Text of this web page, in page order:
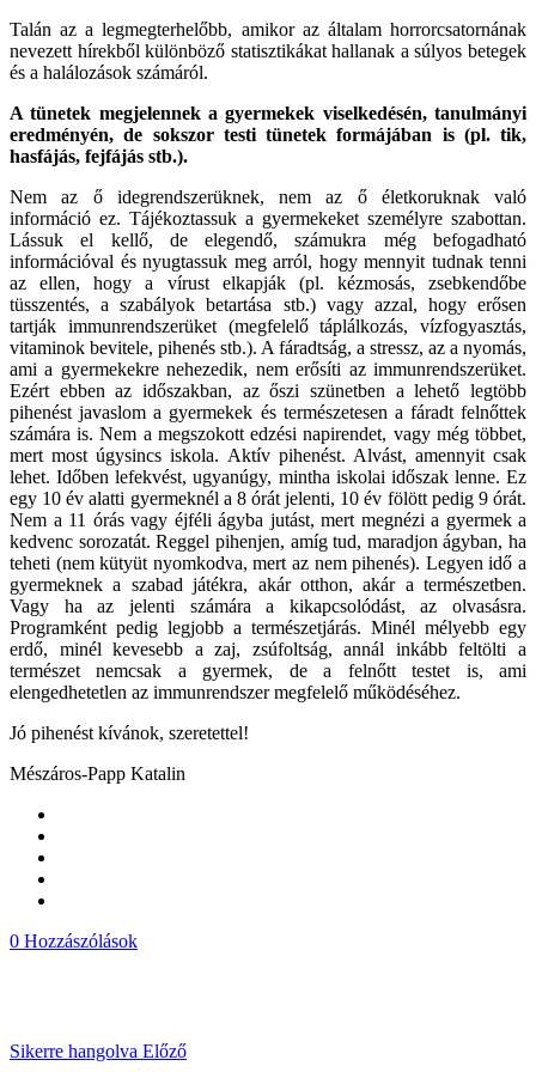
Talán az a legmegterhelőbb, amikor az általam horrorcsatornának
nevezett hírekből különböző statisztikákat hallanak a súlyos betegek
és a halálozások számáról.
A tünetek megjelennek a gyermekek viselkedésén, tanulmányi
eredményén, de sokszor testi tünetek formájában is (pl. tik,
hasfájás, fejfájás stb.).
Nem az ő idegrendszerüknek, nem az ő életkoruknak való
információ ez. Tájékoztassuk a gyermekeket személyre szabottan.
Lássuk el kellő, de elegendő, számukra még befogadható
információval és nyugtassuk meg arról, hogy mennyit tudnak tenni
az ellen, hogy a vírust elkapják (pl. kézmosás, zsebkendőbe
tüsszentés, a szabályok betartása stb.) vagy azzal, hogy erősen
tartják immunrendszerüket (megfelelő táplálkozás, vízfogyasztás,
vitaminok bevitele, pihenés stb.). A fáradtság, a stressz, az a nyomás,
ami a gyermekekre nehezedik, nem erősíti az immunrendszerüket.
Ezért ebben az időszakban, az őszi szünetben a lehető legtöbb
pihenést javaslom a gyermekek és természetesen a fáradt felnőttek
számára is. Nem a megszokott edzési napirendet, vagy még többet,
mert most úgysincs iskola. Aktív pihenést. Alvást, amennyit csak
lehet. Időben lefekvést, ugyanúgy, mintha iskolai időszak lenne. Ez
egy 10 év alatti gyermeknél a 8 órát jelenti, 10 év fölött pedig 9 órát.
Nem a 11 órás vagy éjféli ágyba jutást, mert megnézi a gyermek a
kedvenc sorozatát. Reggel pihenjen, amíg tud, maradjon ágyban, ha
teheti (nem kütyüt nyomkodva, mert az nem pihenés). Legyen idő a
gyermeknek a szabad játékra, akár otthon, akár a természetben.
Vagy ha az jelenti számára a kikapcsolódást, az olvasásra.
Programként pedig legjobb a természetjárás. Minél mélyebb egy
erdő, minél kevesebb a zaj, zsúfoltság, annál inkább feltölti a
természet nemcsak a gyermek, de a felnőtt testet is, ami
elengedhetetlen az immunrendszer megfelelő működéséhez.
Jó pihenést kívánok, szeretettel!
Mészáros-Papp Katalin
0 Hozzászólások
Sikerre hangolva Előző